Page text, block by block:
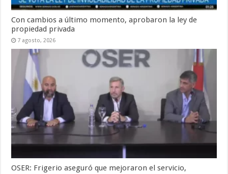
Con cambios a último momento, aprobaron la ley de
propiedad privada
7 agosto, 2026
OSER: Frigerio aseguró que mejoraron el servicio,